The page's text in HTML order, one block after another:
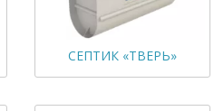
СЕПТИК «ТВЕРЬ»